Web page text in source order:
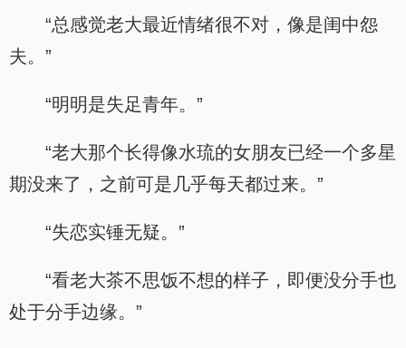
“总感觉老大最近情绪很不对，像是闺中怨
夫。”
“明明是失足青年。”
“老大那个长得像水琉的女朋友已经一个多星
期没来了，之前可是几乎每天都过来。”
“失恋实锤无疑。”
“看老大茶不思饭不想的样子，即便没分手也
处于分手边缘。”